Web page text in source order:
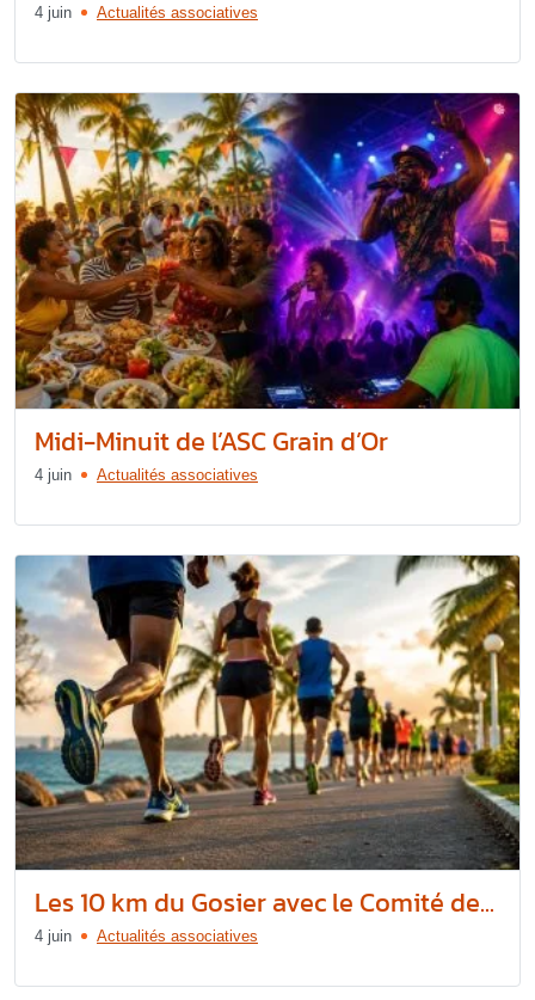
4 juin Actualités associatives
Midi-Minuit de l’ASC Grain d’Or
4 juin Actualités associatives
Les 10 km du Gosier avec le Comité de...
4 juin Actualités associatives